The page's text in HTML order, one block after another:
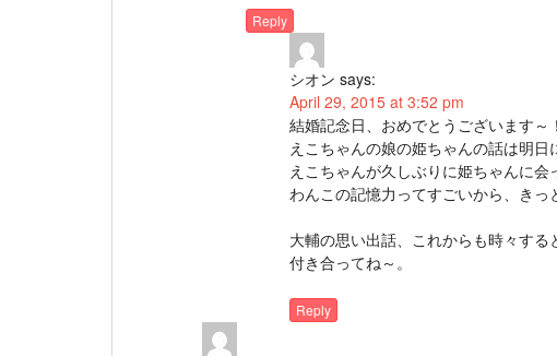
Reply
シオン says:
April 29, 2015 at 3:52 pm
結婚記念日、おめでとうございます～！
えこちゃんの娘の姫ちゃんの話は明日
えこちゃんが久しぶりに姫ちゃんに会
わんこの記憶力ってすごいから、きっ
大輔の思い出話、これからも時々する
付き合ってね～。
Reply